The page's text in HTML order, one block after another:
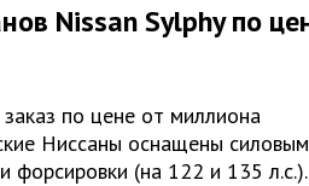
Nissan Sylphy по
по цене от миллиона
Ниссаны оснащены силовым
форсировки (на 122 и 135 л.с.).